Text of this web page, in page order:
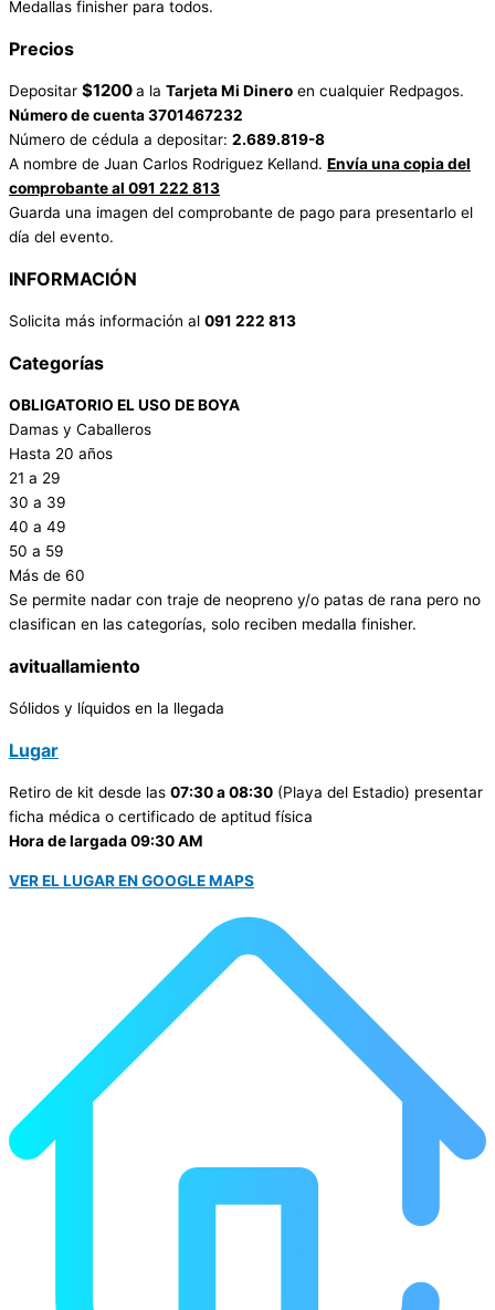
Medallas finisher para todos.
Precios
Depositar $1200a la Tarjeta Mi Dinero en cualquier Redpagos.
Número de cuenta 3701467232
Número de cédula a depositar: 2.689.819-8
A nombre de Juan Carlos Rodriguez Kelland. Envía una copia del
comprobante al 091 222 813
Guarda una imagen del comprobante de pago para presentarlo el
día del evento.
INFORMACIÓN
Solicita más información al 091 222 813
Categorías
OBLIGATORIO EL USO DE BOYA
Damas y Caballeros
Hasta 20 años
21 a 29
30 a 39
40 a 49
50 a 59
Más de 60
Se permite nadar con traje de neopreno y/o patas de rana pero no
clasifican en las categorías, solo reciben medalla finisher.
avituallamiento
Sólidos y líquidos en la llegada
Lugar
Retiro de kit desde las 07:30 a 08:30 (Playa del Estadio) presentar
ficha médica o certificado de aptitud física
Hora de largada 09:30 AM
VER EL LUGAR EN GOOGLE MAPS